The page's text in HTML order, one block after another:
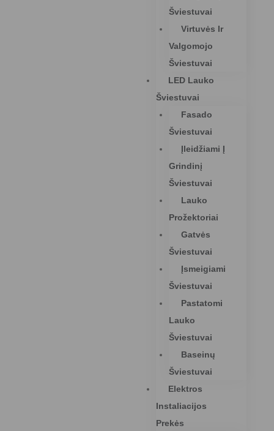
Šviestuvai
Virtuvės Ir
Valgomojo
Šviestuvai
LED Lauko
Šviestuvai
Fasado
Šviestuvai
Įleidžiami Į
Grindinį
Šviestuvai
Lauko
Prožektoriai
Gatvės
Šviestuvai
Įsmeigiami
Šviestuvai
Pastatomi
Lauko
Šviestuvai
Baseinų
Šviestuvai
Elektros
Instaliacijos
Prekės